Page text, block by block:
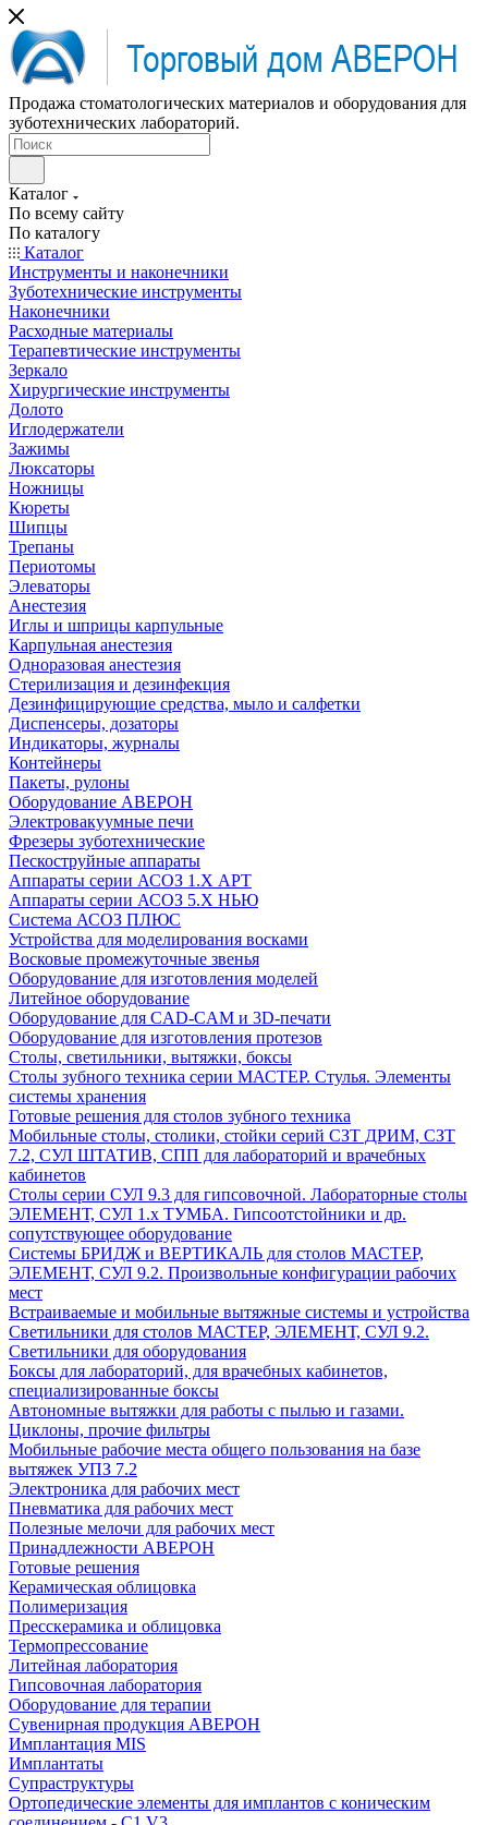
Продажа стоматологических материалов и оборудования для
зуботехнических лабораторий.
Каталог
По всему сайту
По каталогу
Каталог
Инструменты и наконечники
Зуботехнические инструменты
Наконечники
Расходные материалы
Терапевтические инструменты
Зеркало
Хирургические инструменты
Долото
Иглодержатели
Зажимы
Люксаторы
Ножницы
Кюреты
Шипцы
Трепаны
Периотомы
Элеваторы
Анестезия
Иглы и шприцы карпульные
Карпульная анестезия
Одноразовая анестезия
Стерилизация и дезинфекция
Дезинфицирующие средства, мыло и салфетки
Диспенсеры, дозаторы
Индикаторы, журналы
Контейнеры
Пакеты, рулоны
Оборудование АВЕРОН
Электровакуумные печи
Фрезеры зуботехнические
Пескоструйные аппараты
Аппараты серии АСОЗ 1.Х АРТ
Аппараты серии АСОЗ 5.Х НЬЮ
Система АСОЗ ПЛЮС
Устройства для моделирования восками
Восковые промежуточные звенья
Оборудование для изготовления моделей
Литейное оборудование
Оборудование для CAD-CAM и 3D-печати
Оборудование для изготовления протезов
Cтолы, светильники, вытяжки, боксы
Столы зубного техника серии МАСТЕР. Стулья. Элементы
системы хранения
Готовые решения для столов зубного техника
Мобильные столы, столики, стойки серий СЗТ ДРИМ, СЗТ
7.2, СУЛ ШТАТИВ, СПП для лабораторий и врачебных
кабинетов
Столы серии СУЛ 9.3 для гипсовочной. Лабораторные столы
ЭЛЕМЕНТ, СУЛ 1.х ТУМБА. Гипсоотстойники и др.
сопутствующее оборудование
Системы БРИДЖ и ВЕРТИКАЛЬ для столов МАСТЕР,
ЭЛЕМЕНТ, СУЛ 9.2. Произвольные конфигурации рабочих
мест
Встраиваемые и мобильные вытяжные системы и устройства
Светильники для столов МАСТЕР, ЭЛЕМЕНТ, СУЛ 9.2.
Светильники для оборудования
Боксы для лабораторий, для врачебных кабинетов,
специализированные боксы
Автономные вытяжки для работы с пылью и газами.
Циклоны, прочие фильтры
Мобильные рабочие места общего пользования на базе
вытяжек УПЗ 7.2
Электроника для рабочих мест
Пневматика для рабочих мест
Полезные мелочи для рабочих мест
Принадлежности АВЕРОН
Готовые решения
Керамическая облицовка
Полимеризация
Пресскерамика и облицовка
Термопрессование
Литейная лаборатория
Гипсовочная лаборатория
Оборудование для терапии
Сувенирная продукция АВЕРОН
Имплантация MIS
Имплантаты
Супраструктуры
Ортопедические элементы для имплантов с коническим